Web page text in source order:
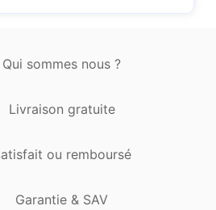
Qui sommes nous ?
Livraison gratuite
ou remboursé
Garantie & SAV